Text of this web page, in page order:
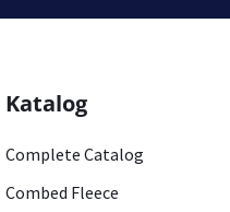
Katalog
Complete Catalog
Combed Fleece